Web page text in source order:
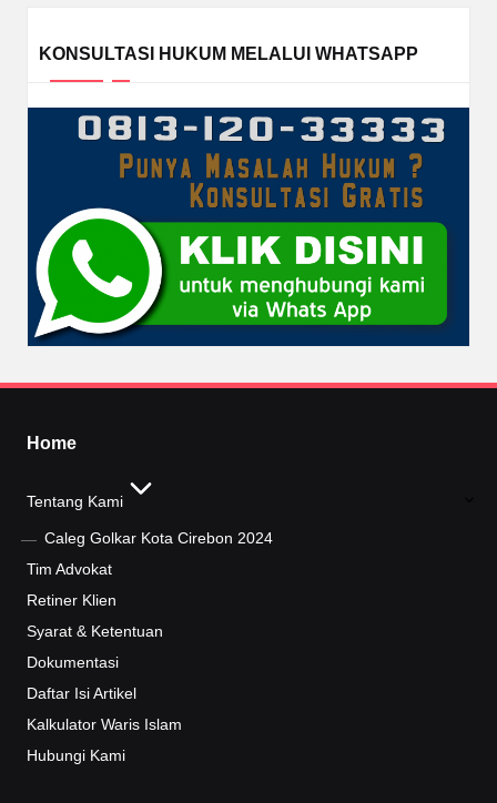
KONSULTASI HUKUM MELALUI WHATSAPP
Home
Tentang Kami
Caleg Golkar Kota Cirebon 2024
Tim Advokat
Retiner Klien
Syarat & Ketentuan
Dokumentasi
Daftar Isi Artikel
Kalkulator Waris Islam
Hubungi Kami